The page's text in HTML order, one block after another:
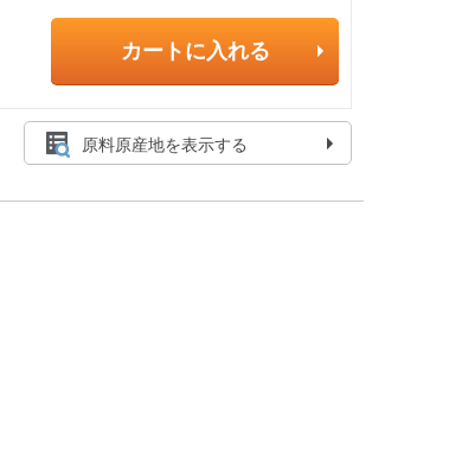
カートに入れる
原料原産地を表示する